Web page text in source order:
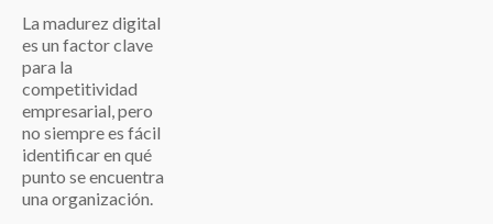
La madurez digital
es un factor clave
para la
competitividad
empresarial, pero
no siempre es fácil
identificar en qué
punto se encuentra
una organización.